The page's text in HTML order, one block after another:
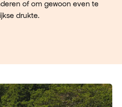
of om gewoon even te
drukte.